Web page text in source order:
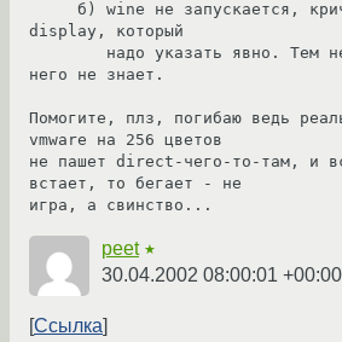
display, который
него не знает.
Помогите, плз, погибаю ведь
vmware на 256 цветов
не пашет direct-чего-то-там, и
встает, то бегает - не
игра, а свинство...
peet ★
30.04.2002 08:00:01 +00:00
Ссылка